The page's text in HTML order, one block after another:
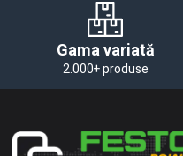
Gama variată
2.000+ produse